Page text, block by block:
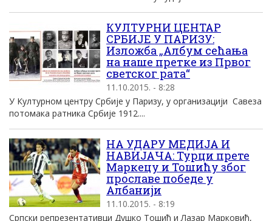
КУЛТУРНИ ЦЕНТАР
СРБИЈЕ У ПАРИЗУ:
Изложба „Албум сећања
на наше претке из Првог
светског рата“
11.10.2015. - 8:28
У Културном центру Србије у Паризу, у организацији Савеза
потомака ратника Србије 1912....
НА УДАРУ МЕДИЈА И
НАВИЈАЧА: Турци прете
Маркецу и Тошићу због
прославе победе у
Албанији
11.10.2015. - 8:19
Српски репрезентативци Душко Тошић и Лазар Марковић,